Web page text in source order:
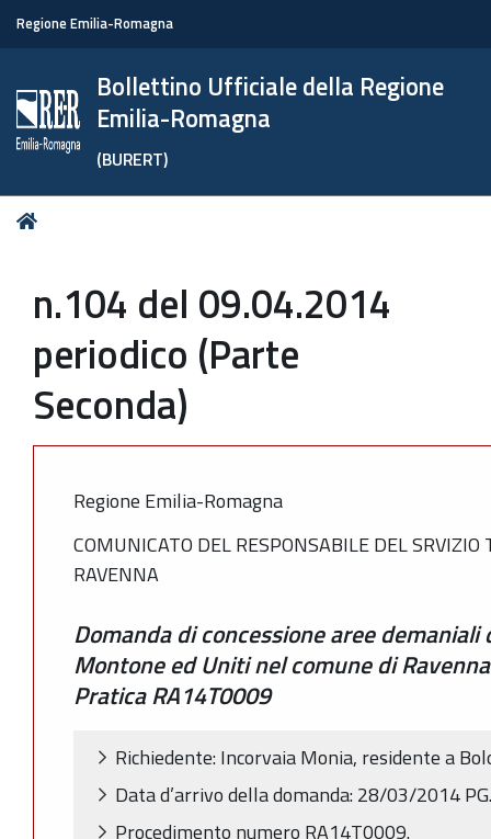
Regione Emilia-Romagna
Bollettino Ufficiale della Regione
Emilia-Romagna
(BURERT)
Tu
n.104 del 09.04.2014
periodico (Parte
Seconda)
Regione Emilia-Romagna
COMUNICATO DEL RESPONSABILE DEL
RAVENNA
Domanda di concessione aree demaniali
Montone ed Uniti nel comune di
Pratica RA14T0009
Richiedente: Incorvaia Monia, residente a
Data d’arrivo della domanda: 28/03/2014
Procedimento numero RA14T0009.